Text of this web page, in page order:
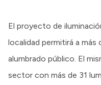
El proyecto de
localidad permitirá a más
alumbrado público. El
sector con más de 31